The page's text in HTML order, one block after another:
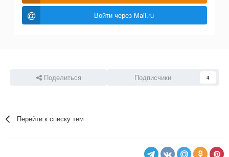
Войти через Mail.ru
Поделиться Подписчики 4
Перейти к списку тем